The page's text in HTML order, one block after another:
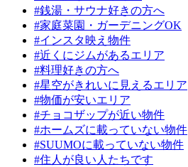
#銭湯・サウナ好きの方へ
#家庭菜園・ガーデニングOK
#インスタ映え物件
#近くにジムがあるエリア
#料理好きの方へ
#星空がきれいに見えるエリア
#物価が安いエリア
#チョコザップが近い物件
#ホームズに載っていない物件
#SUUMOに載っていない物件
#住人が良い人たちです